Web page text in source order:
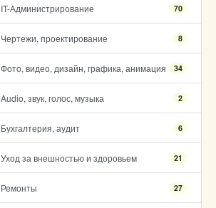
IT-Администрирование 70
Чертежи, проектирование 8
Фото, видео, дизайн, графика, анимация 34
Audio, звук, голос, музыка 2
Бухгалтерия, аудит 6
Уход за внешностью и здоровьем 21
Ремонты 27